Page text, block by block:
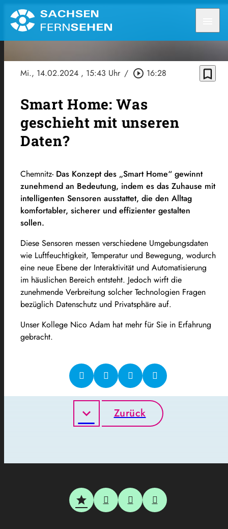
Mi., 14.02.2024 , 15:43 Uhr / play_circle_outline 16:28 bookmark_border
Smart Home: Was
geschieht mit unseren
Daten?
Chemnitz-Das Konzept des „Smart Home“ gewinnt
zunehmend an Bedeutung, indem es das Zuhause mit
intelligenten Sensoren ausstattet, die den Alltag
komfortabler, sicherer und effizienter gestalten
sollen.
Diese Sensoren messen verschiedene Umgebungsdaten
wie Luftfeuchtigkeit, Temperatur und Bewegung, wodurch
eine neue Ebene der Interaktivität und Automatisierung
im häuslichen Bereich entsteht. Jedoch wirft die
zunehmende Verbreitung solcher Technologien Fragen
bezüglich Datenschutz und Privatsphäre auf.
Unser Kollege Nico Adam hat mehr für Sie in Erfahrung
gebracht.
Zurück